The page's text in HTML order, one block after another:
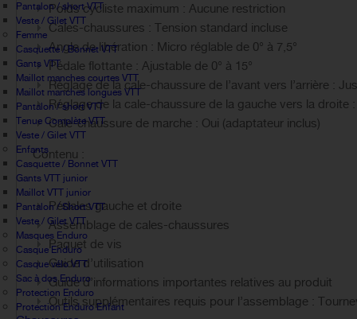
Pantalon / short VTT
Veste / Gilet VTT
Femme
Casquette / Bonnet VTT
Gants VTT
Maillot manches courtes VTT
Maillot manches longues VTT
Pantalon / short VTT
Tenue Complète VTT
Veste / Gilet VTT
Enfants
Casquette / Bonnet VTT
Gants VTT junior
Maillot VTT junior
Pantalon / Short VTT
Veste / Gilet VTT
Masques Enduro
Casque Enduro
Casque vélo VTT
Sac à dos Enduro
Protection Enduro
Protection Enduro Enfant
Poids cycliste maximum : Aucune restriction
Cales-chaussures : Tension standard incluse
Angle de libération : Micro réglable de 0° à 7,5°
Pédale flottante : Ajustable de 0° à 15°
Réglage de la cale-chaussure de l’avant vers l’arrière :
Réglage de la cale-chaussure de la gauche vers la droite
Cale-chaussure de marche : Oui (adaptateur inclus)
Contenu :
Pédales gauche et droite
Assemblage de cales-chaussures
Paquet de vis
Guide d’utilisation
Guide d’informations importantes relatives au produit
Outils supplémentaires requis pour l’assemblage :